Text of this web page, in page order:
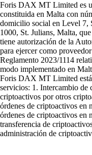
Foris DAX MT Limited es
constituida en Malta con
domicilio social en Level
1000, St. Julians, Malta,
tiene autorización de la
para ejercer como
Reglamento 2023/1114
modo implementado en
Foris DAX MT Limited está
servicios: 1. Intercambio de
criptoactivos por otros
órdenes de criptoactivos en
órdenes de criptoactivos en
transferencia de
administración de